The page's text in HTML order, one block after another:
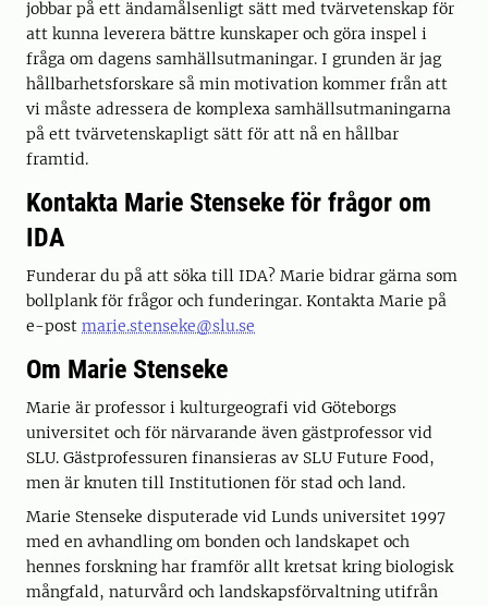
jobbar på ett ändamålsenligt sätt med tvärvetenskap för
att kunna leverera bättre kunskaper och göra inspel i
fråga om dagens samhällsutmaningar. I grunden är jag
hållbarhetsforskare så min motivation kommer från att
vi måste adressera de komplexa samhällsutmaningarna
på ett tvärvetenskapligt sätt för att nå en hållbar
framtid.
Kontakta Marie Stenseke för frågor om
IDA
Funderar du på att söka till IDA? Marie bidrar gärna som
bollplank för frågor och funderingar. Kontakta Marie på
e-post marie.stenseke@slu.se
Om Marie Stenseke
Marie är professor i kulturgeografi vid Göteborgs
universitet och för närvarande även gästprofessor vid
SLU. Gästprofessuren finansieras av SLU Future Food,
men är knuten till Institutionen för stad och land.
Marie Stenseke disputerade vid Lunds universitet 1997
med en avhandling om bonden och landskapet och
hennes forskning har framför allt kretsat kring biologisk
mångfald, naturvård och landskapsförvaltning utifrån